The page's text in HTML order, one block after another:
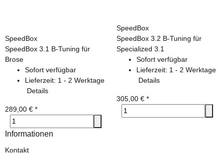
SpeedBox
SpeedBox 3.1 B-Tuning für
Brose
Sofort verfügbar
Lieferzeit: 1 - 2 Werktage
Details
289,00 € *
SpeedBox
SpeedBox 3.2 B-Tuning für
Specialized 3.1
Sofort verfügbar
Lieferzeit: 1 - 2 Werktage
Details
305,00 € *
Informationen
Kontakt